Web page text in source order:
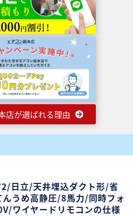
店が選ばれる理由
日立/天井埋込ダクト形/省
うめ高静圧/8馬力/同時フォ
ワイヤードリモコンの仕様